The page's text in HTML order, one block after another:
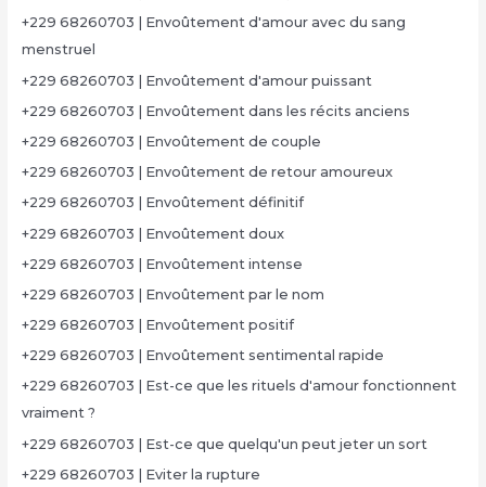
+229 68260703 | Envoûtement d'amour avec du sang
menstruel
+229 68260703 | Envoûtement d'amour puissant
+229 68260703 | Envoûtement dans les récits anciens
+229 68260703 | Envoûtement de couple
+229 68260703 | Envoûtement de retour amoureux
+229 68260703 | Envoûtement définitif
+229 68260703 | Envoûtement doux
+229 68260703 | Envoûtement intense
+229 68260703 | Envoûtement par le nom
+229 68260703 | Envoûtement positif
+229 68260703 | Envoûtement sentimental rapide
+229 68260703 | Est-ce que les rituels d'amour fonctionnent
vraiment ?
+229 68260703 | Est-ce que quelqu'un peut jeter un sort
+229 68260703 | Eviter la rupture